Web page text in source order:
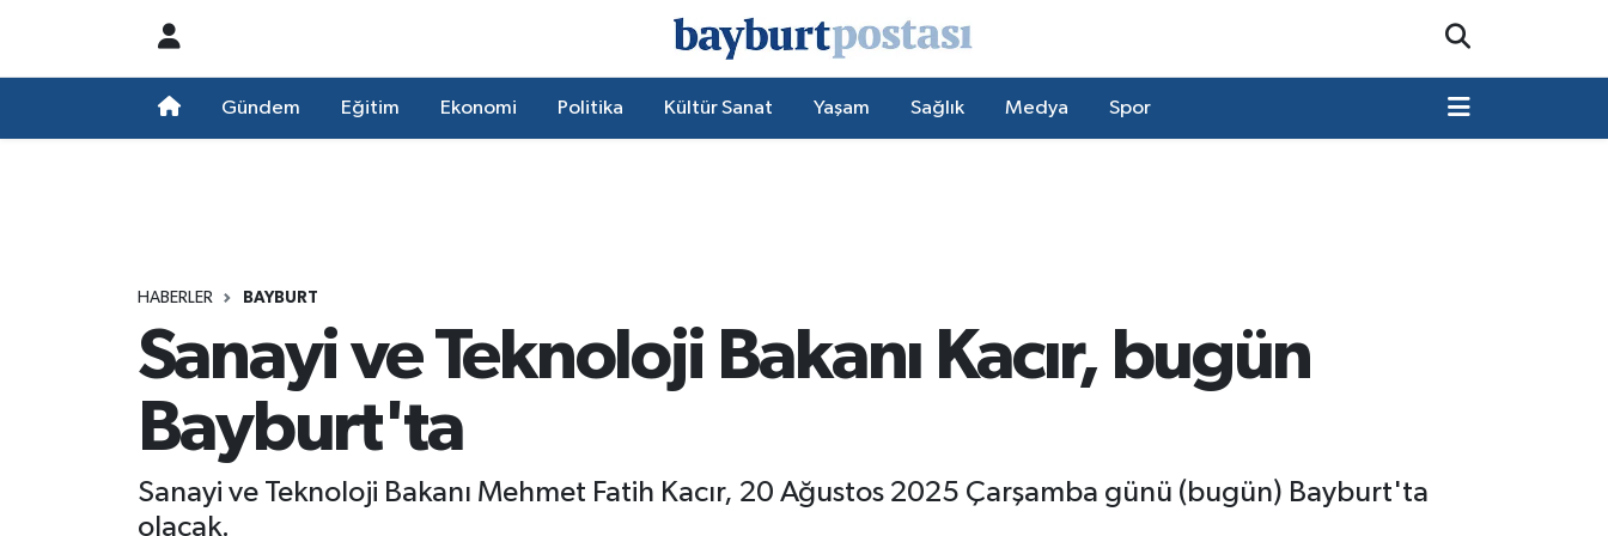
Gündem Eğitim Ekonomi Politika Kültür Sanat Yaşam Sağlık Medya Spor
HABERLER BAYBURT
Sanayi ve Teknoloji Bakanı Kacır, bugün
Bayburt'ta
Sanayi ve Teknoloji Bakanı Mehmet Fatih Kacır, 20 Ağustos 2025 Çarşamba günü (bugün) Bayburt'ta
olacak.
Süper Lig Puan Durumu ve Fikstür
Son Dakika Haberleri
Haber Arşivi